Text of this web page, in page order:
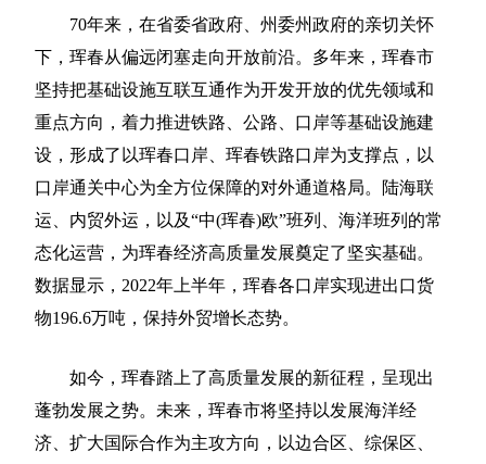
70年来，在省委省政府、州委州政府的亲切关怀
下，珲春从偏远闭塞走向开放前沿。多年来，珲春市
坚持把基础设施互联互通作为开发开放的优先领域和
重点方向，着力推进铁路、公路、口岸等基础设施建
设，形成了以珲春口岸、珲春铁路口岸为支撑点，以
口岸通关中心为全方位保障的对外通道格局。陆海联
运、内贸外运，以及“中(珲春)欧”班列、海洋班列的常
态化运营，为珲春经济高质量发展奠定了坚实基础。
数据显示，2022年上半年，珲春各口岸实现进出口货
物196.6万吨，保持外贸增长态势。
如今，珲春踏上了高质量发展的新征程，呈现出
蓬勃发展之势。未来，珲春市将坚持以发展海洋经
济、扩大国际合作为主攻方向，以边合区、综保区、